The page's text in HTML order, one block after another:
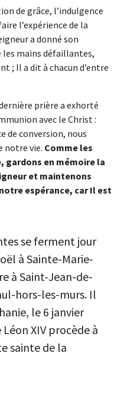
de grâce, l’indulgence
l’expérience de la
a donné son
les mains défaillantes,
; Il a dit à chacun d’entre
prière a exhorté
avec le Christ :
de conversion, nous
notre vie. Comme les
gardons en mémoire la
et maintenons
espérance, car Il est
se ferment jour
à Sainte-Marie-
à Saint-Jean-de-
hors-les-murs. Il
le 6 janvier
XIV procède à
sainte de la